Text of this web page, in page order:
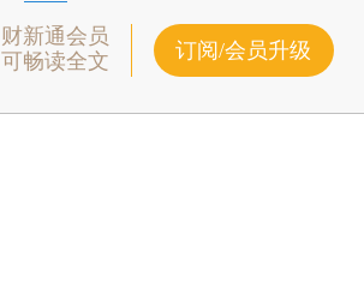
财新通会员
可畅读全文
订阅/会员升级